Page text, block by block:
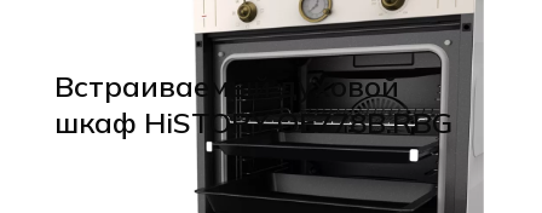
Встраиваемый духовой
шкаф HiSTORY OE778B.RBG